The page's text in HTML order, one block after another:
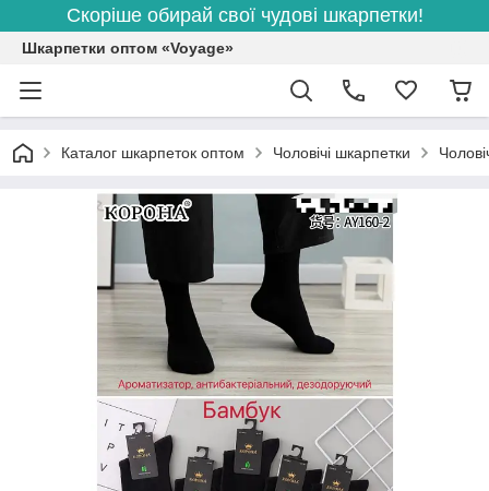
Скоріше обирай свої чудові шкарпетки!
Шкарпетки оптом «Voyage»
Каталог шкарпеток оптом Чоловічі шкарпетки